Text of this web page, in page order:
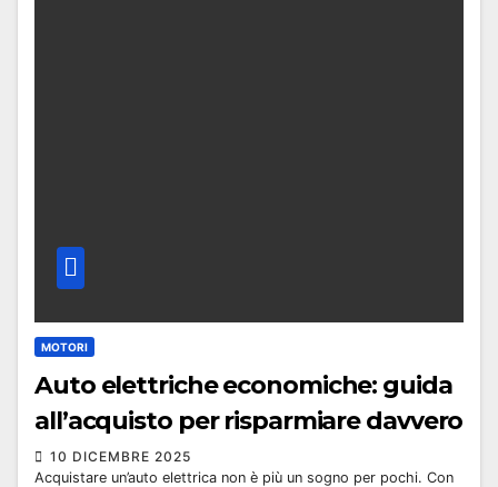
MOTORI
Auto elettriche economiche: guida
all’acquisto per risparmiare davvero
10 DICEMBRE 2025
Acquistare un’auto elettrica non è più un sogno per pochi. Con